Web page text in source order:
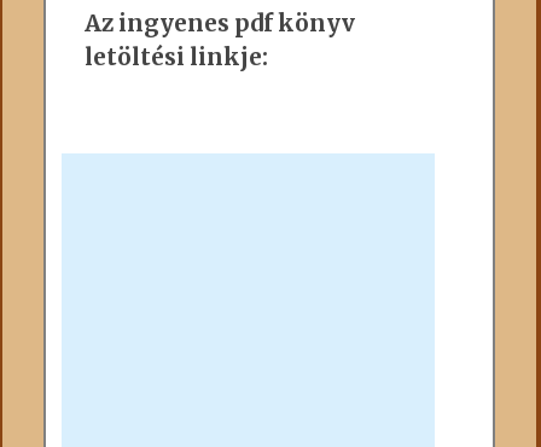
Az ingyenes pdf könyv
letöltési linkje: